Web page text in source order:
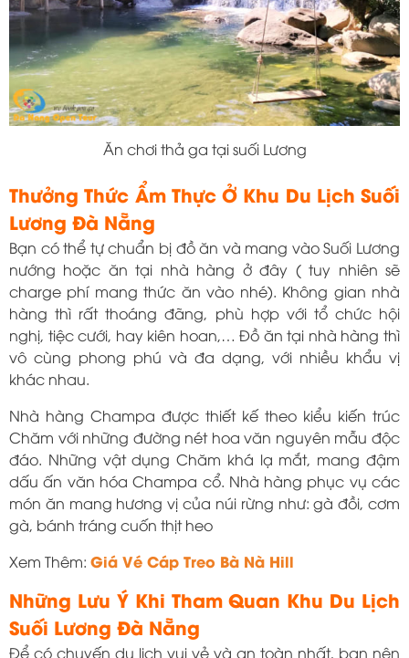
Ăn chơi thả ga tại suối Lương
Thưởng Thức Ẩm Thực Ở Khu Du Lịch Suối
Lương Đà Nẵng
Bạn có thể tự chuẩn bị đồ ăn và mang vào Suối Lương
nướng hoặc ăn tại nhà hàng ở đây ( tuy nhiên sẽ
charge phí mang thức ăn vào nhé). Không gian nhà
hàng thì rất thoáng đãng, phù hợp với tổ chức hội
nghị, tiệc cưới, hay kiên hoan,… Đồ ăn tại nhà hàng thì
vô cùng phong phú và đa dạng, với nhiều khẩu vị
khác nhau.
Nhà hàng Champa được thiết kế theo kiểu kiến trúc
Chăm với những đường nét hoa văn nguyên mẫu độc
đáo. Những vật dụng Chăm khá lạ mắt, mang đậm
dấu ấn văn hóa Champa cổ. Nhà hàng phục vụ các
món ăn mang hương vị của núi rừng như: gà đồi, cơm
gà, bánh tráng cuốn thịt heo
Xem Thêm: Giá Vé Cáp Treo Bà Nà Hill
Những Lưu Ý Khi Tham Quan Khu Du Lịch
Suối Lương Đà Nẵng
Để có chuyến du lịch vui vẻ và an toàn nhất, bạn nên